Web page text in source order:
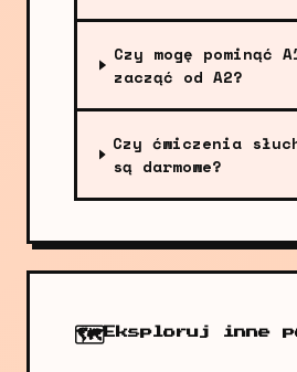
Czy mogę pominąć
zacząć od A2?
Czy ćwiczenia
są darmowe?
🗺️ Eksploruj inne